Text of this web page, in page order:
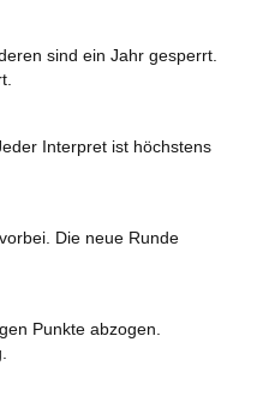
sind ein Jahr gesperrt.
Interpret ist höchstens
Die neue Runde
Punkte abzogen.